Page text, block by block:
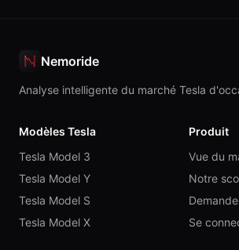
Nemoride
Analyse intelligente du marché Tesla
Modèles Tesla
Tesla Model 3
Tesla Model Y
Tesla Model S
Tesla Model X
Produit
Vue du
Notre
Se